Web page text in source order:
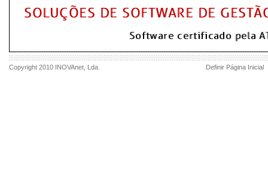
Copyright 2010 INOVAnet , Lda. Definir Página Inicial